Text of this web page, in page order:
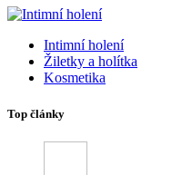
Intimní holení
Žiletky a holítka
Kosmetika
Top články